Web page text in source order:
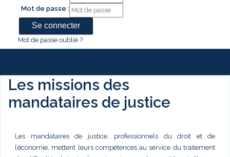
Mot de passe :
Mot de passe oublié ?
Les missions des
mandataires de justice
Les mandataires de justice, professionnels du droit et de
l’économie, mettent leurs compétences au service du traitement